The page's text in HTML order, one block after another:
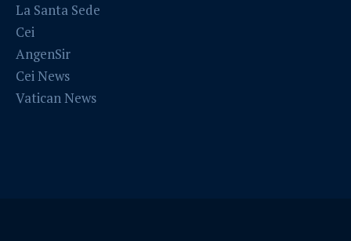
La Santa Sede
Cei
AngenSir
Cei News
Vatican News